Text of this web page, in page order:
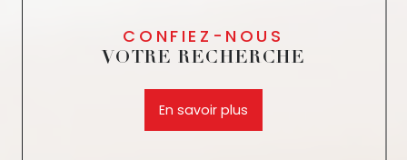
CONFIEZ-NOUS
VOTRE RECHERCHE
En savoir plus